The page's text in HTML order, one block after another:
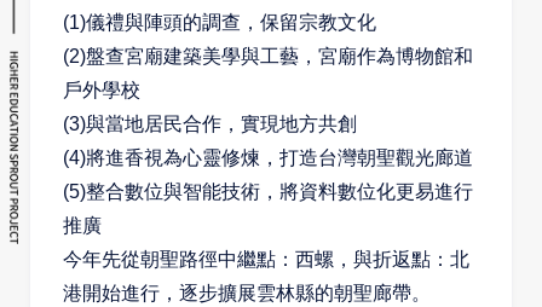
(1)儀禮與陣頭的調查，保留宗教文化
(2)盤查宮廟建築美學與工藝，宮廟作為博物館和
戶外學校
(3)與當地居民合作，實現地方共創
(4)將進香視為心靈修煉，打造台灣朝聖觀光廊道
(5)整合數位與智能技術，將資料數位化更易進行
推廣
今年先從朝聖路徑中繼點：西螺，與折返點：北
港開始進行，逐步擴展雲林縣的朝聖廊帶。